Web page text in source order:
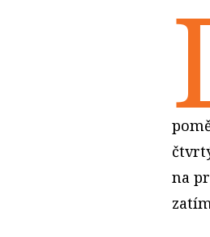
na